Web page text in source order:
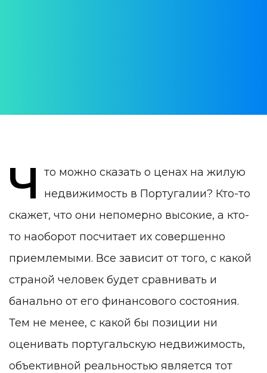
Ч
то можно сказать о ценах на жилую
недвижимость в Португалии? Кто-то
скажет, что они непомерно высокие, а кто-
то наоборот посчитает их совершенно
приемлемыми. Все зависит от того, с какой
страной человек будет сравнивать и
банально от его финансового состояния.
Тем не менее, с какой бы позиции ни
оценивать португальскую недвижимость,
объективной реальностью является тот